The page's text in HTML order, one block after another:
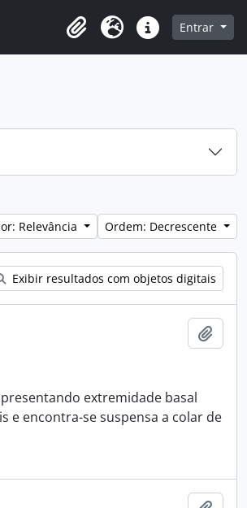
Área de Transferência
Idioma Atalhos Entrar
Relevância
Ordem: Decrescente
Exibir resultados com objetos digitais
extremidade basal
e encontra-se suspensa a colar de